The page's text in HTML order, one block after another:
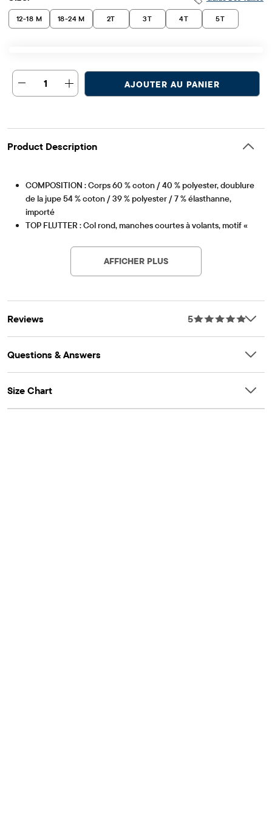
12-18 M 18-24 M 2T 3T 4T 5T
1 AJOUTER AU PANIER
Product Description
COMPOSITION : Corps 60 % coton / 40 % polyester, doublure
de la jupe 54 % coton / 39 % polyester / 7 % élasthanne,
importé
TOP FLUTTER : Col rond, manches courtes à volants, motif «
JUPE : Taille élastiquée à enfiler avec nœud décoratif, ourlet à
volants, imprimé Minnie et fraises
AFFICHER PLUS
Reviews 5
Questions & Answers
Size Chart